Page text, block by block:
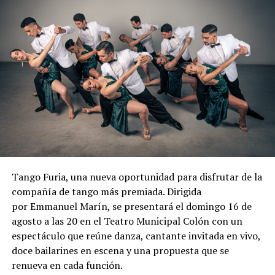
Tango Furia, una nueva oportunidad para disfrutar de la
compañía de tango más premiada. Dirigida
por Emmanuel Marín, se presentará el domingo 16 de
agosto a las 20 en el Teatro Municipal Colón con un
espectáculo que reúne danza, cantante invitada en vivo,
doce bailarines en escena y una propuesta que se
renueva en cada función.